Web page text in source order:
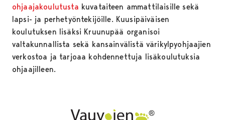
ohjaajakoulutusta kuvataiteen ammattilaisille sekä
lapsi- ja perhetyöntekijöille. Kuusipäiväisen
koulutuksen lisäksi Kruunupää organisoi
valtakunnallista sekä kansainvälistä värikylpyohjaajien
verkostoa ja tarjoaa kohdennettuja lisäkoulutuksia
ohjaajilleen.